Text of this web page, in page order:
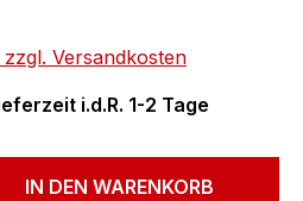
Versandkosten
i.d.R. 1-2 Tage
Gib den
IN DEN WARENKORB